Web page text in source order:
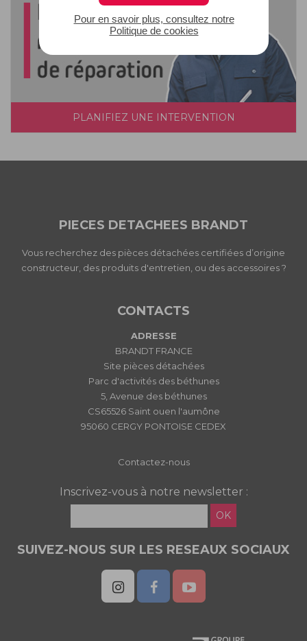
Pour en savoir plus, consultez notre
Politique de cookies
PLANIFIEZ UNE INTERVENTION
PIECES DETACHEES BRANDT
Vous recherchez des pièces détachées certifiées d’origine
constructeur, des produits d'entretien, ou des accessoires ?
CONTACTS
ADRESSE
BRANDT FRANCE
Site pièces détachées
Parc d'activités des béthunes
5, Avenue des béthunes
CS65526 Saint ouen l'aumône
95060 CERGY PONTOISE CEDEX
Contactez-nous
Inscrivez-vous à notre newsletter :
OK
SUIVEZ-NOUS SUR LES RESEAUX SOCIAUX